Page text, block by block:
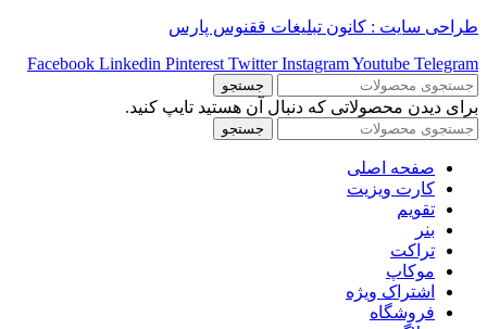
طراحی سایت : کانون تبلیغات ققنوس پارس
Facebook Linkedin Pinterest Twitter InstagramYoutube Telegram
جستجو
برای دیدن محصولاتی که دنبال آن هستید تایپ کنید.
جستجو
صفحه اصلی
کارت ویزیت
تقویم
بنر
تراکت
موکاپ
اشتراک ویژه
فروشگاه